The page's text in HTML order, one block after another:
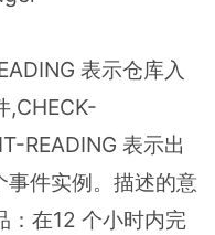
表示仓库入
,CHECK-
READING 表示出
件实例。描述的意
：在12 个小时内完